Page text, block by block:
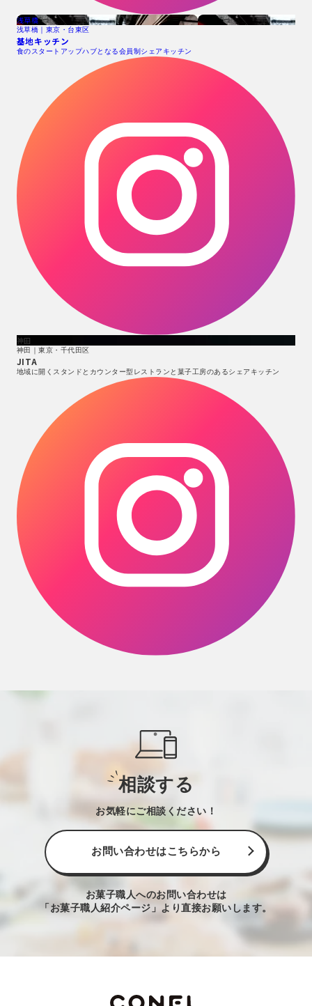
浅草橋
浅草橋｜東京・台東区
基地キッチン
食のスタートアップハブとなる会員制シェアキッチン
神田
神田｜東京・千代田区
JITA
地域に開くスタンドとカウンター型レストランと菓子工房のあるシェアキッチン
相談する
お気軽にご相談ください！
お問い合わせはこちらから
お菓子職人へのお問い合わせは
「お菓子職人紹介ページ」より直接お願いします。